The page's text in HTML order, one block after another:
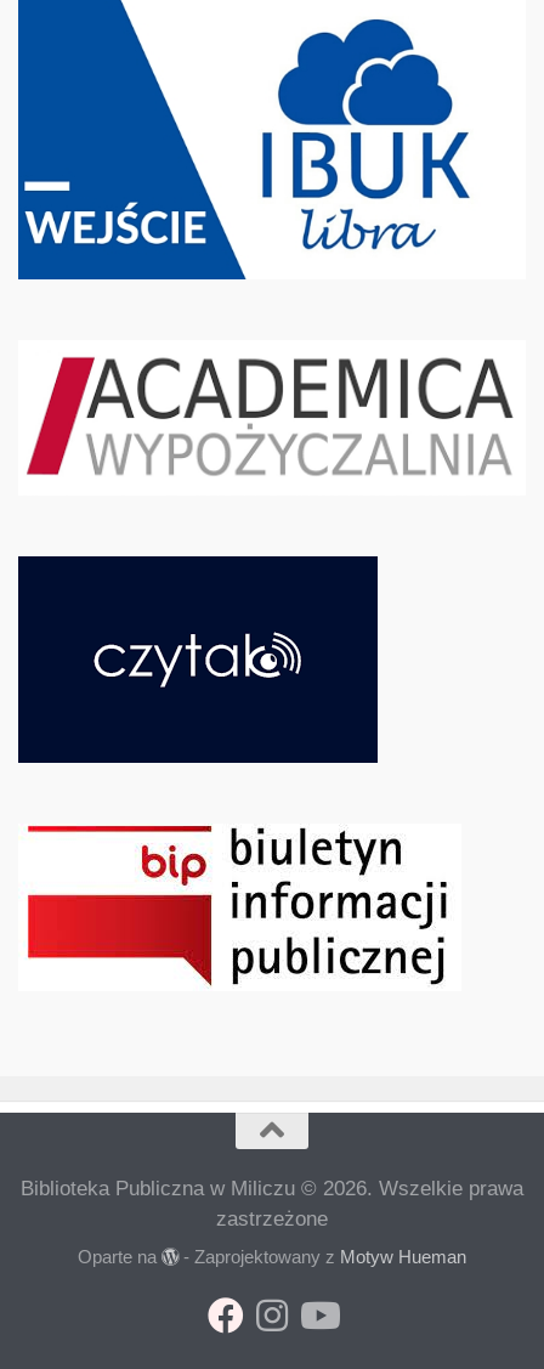
Biblioteka Publiczna w Miliczu © 2026. Wszelkie prawa
zastrzeżone
Oparte na - Zaprojektowany z Motyw Hueman